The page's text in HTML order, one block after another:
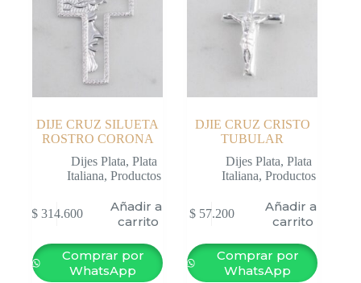
DIJE CRUZ SILUETA
ROSTRO CORONA
Dijes Plata, Plata
Italiana, Productos
$314.600
Añadir al
carrito
Comprar por
WhatsApp
DJIE CRUZ CRISTO
TUBULAR
Dijes Plata, Plata
Italiana, Productos
$57.200
Añadir al
carrito
Comprar por
WhatsApp